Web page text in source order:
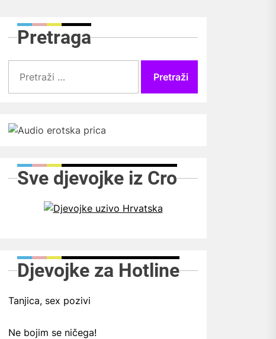
Pretraga
Sve djevojke iz Cro
Djevojke za Hotline
Tanjica, sex pozivi
Ne bojim se ničega!